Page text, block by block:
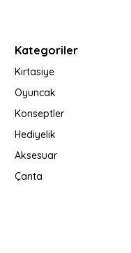
Kategoriler
Kırtasiye
Oyuncak
Konseptler
Hediyelik
Aksesuar
Çanta